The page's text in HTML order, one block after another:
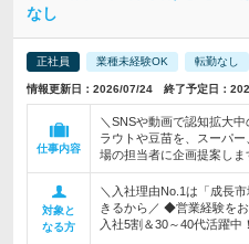
なし
正社員 業種未経験OK 転勤なし
情報更新日：2026/07/24 終了予定日：
仕事内容
＼SNSや動画で認知拡大
ラウトや豆苗を、スーパ
場の担当者に企画提案しま
対象と
なる方
＼入社理由No.1は「成長
きるから／ ◆営業経験を
入社5割＆30～40代活躍中！